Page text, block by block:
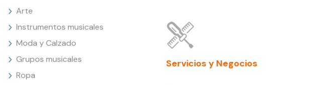
Arte
Instrumentos musicales
Moda y Calzado
Grupos musicales
Ropa
Servicios y Negocios